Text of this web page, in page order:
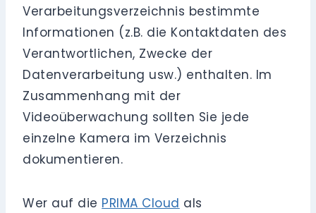
Verarbeitungsverzeichnis bestimmte
Informationen (z.B. die Kontaktdaten des
Verantwortlichen, Zwecke der
Datenverarbeitung usw.) enthalten. Im
Zusammenhang mit der
Videoüberwachung sollten Sie jede
einzelne Kamera im Verzeichnis
dokumentieren.
Wer auf die PRIMA Cloud als